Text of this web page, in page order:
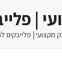
|
מקצועי | פלייבקים